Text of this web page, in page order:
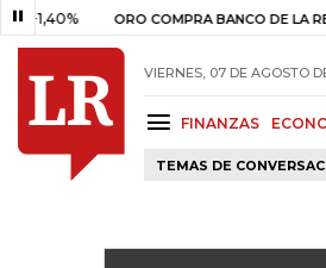
ORO COMPRA BANCO DE LA
VIERNES, 07 DE AGOSTO
FINANZAS
TEMAS DE